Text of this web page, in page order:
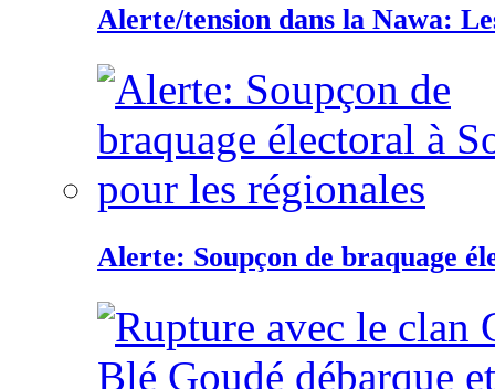
Alerte/tension dans la Nawa:
Alerte: Soupçon de braquage